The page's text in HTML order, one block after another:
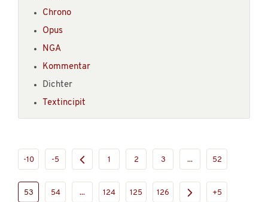
Chrono
Opus
NGA
Kommentar
Dichter
Textincipit
-10 -5 1 2 3 ... 52
53 54 ... 124 125 126 +5